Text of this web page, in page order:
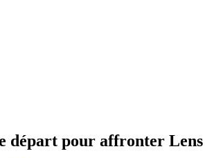
départ pour affronter